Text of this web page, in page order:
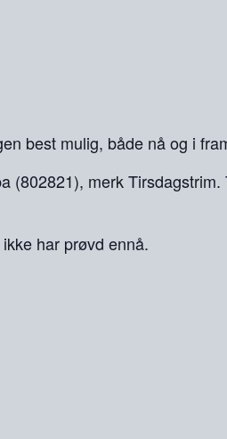
best mulig, både nå og i
(802821), merk Tirsdagstrim.
har prøvd ennå.